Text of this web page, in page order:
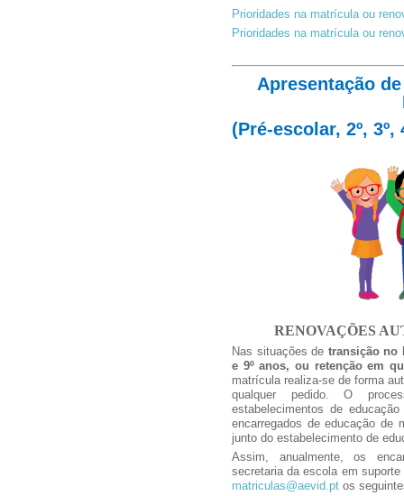
Prioridades na matrícula ou
Prioridades na matrícula ou
Apresentação
(Pré-escolar, 2º, 3º,
RENOVAÇÕES
Nas situações de transição no
e 9º anos, ou retenção em
matrícula realiza-se de forma
qualquer pedido. O
estabelecimentos de
encarregados de educação de
junto do estabelecimento de
Assim, anualmente, os
secretaria da escola em
matriculas@aevid.pt os